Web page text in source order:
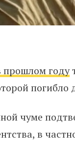
прошлом году
погибло
чуме
в